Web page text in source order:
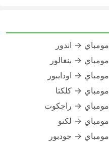
مومباي → اندور
مومباي → بنغالور
مومباي → اودايبور
مومباي → كلكتا
مومباي → راجكوت
مومباي → لكنو
مومباي → جودبور